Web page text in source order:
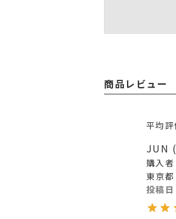
商品レビュー
JUN
購入者
東京都
投稿日